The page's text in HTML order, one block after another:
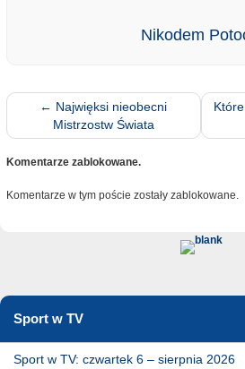
Nikodem
← Najwięksi nieobecni
Mistrzostw Świata
Komentarze zablokowane.
Komentarze w tym poście zostały zablokowane.
Sport w TV
Sport w TV: czwartek 6 – sierpnia 2026